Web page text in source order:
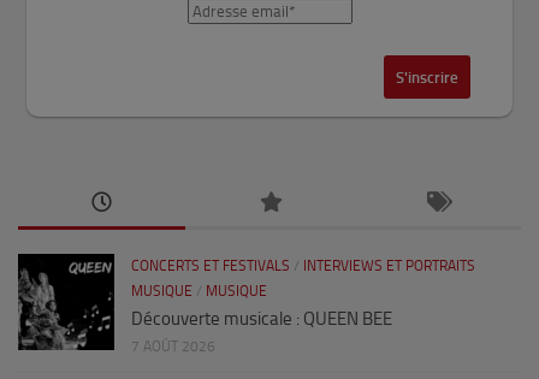
CONCERTS ET FESTIVALS /
INTERVIEWS ET PORTRAITS
MUSIQUE / MUSIQUE
Découverte musicale : QUEEN BEE
7 AOÛT 2026